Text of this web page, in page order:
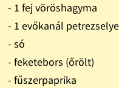
- 1 fej vöröshagyma
- 1 evőkanál
- só
- feketebors (őrölt)
- fűszerpaprika